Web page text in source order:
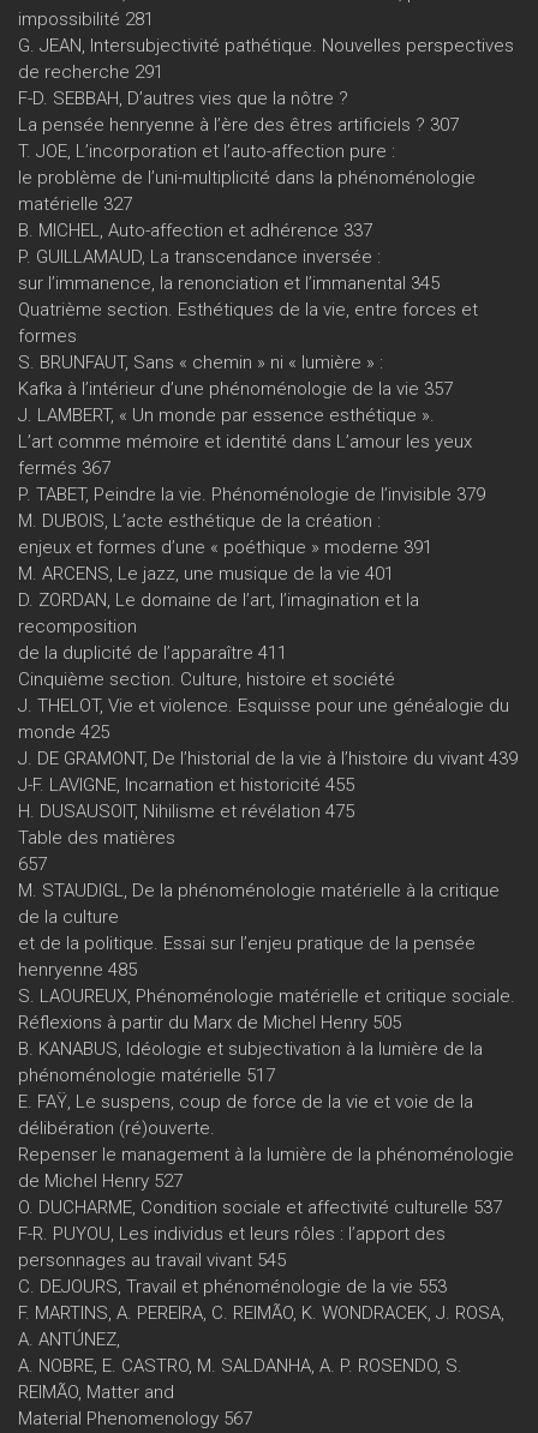
impossibilité 281
G. JEAN, Intersubjectivité pathétique. Nouvelles perspectives
de recherche 291
F-D. SEBBAH, D’autres vies que la nôtre ?
La pensée henryenne à l’ère des êtres artificiels ? 307
T. JOE, L’incorporation et l’auto-affection pure :
le problème de l’uni-multiplicité dans la phénoménologie
matérielle 327
B. MICHEL, Auto-affection et adhérence 337
P. GUILLAMAUD, La transcendance inversée :
sur l’immanence, la renonciation et l’immanental 345
Quatrième section. Esthétiques de la vie, entre forces et
formes
S. BRUNFAUT, Sans « chemin » ni « lumière » :
Kafka à l’intérieur d’une phénoménologie de la vie 357
J. LAMBERT, « Un monde par essence esthétique ».
L’art comme mémoire et identité dans L’amour les yeux
fermés 367
P. TABET, Peindre la vie. Phénoménologie de l’invisible 379
M. DUBOIS, L’acte esthétique de la création :
enjeux et formes d’une « poéthique » moderne 391
M. ARCENS, Le jazz, une musique de la vie 401
D. ZORDAN, Le domaine de l’art, l’imagination et la
recomposition
de la duplicité de l’apparaître 411
Cinquième section. Culture, histoire et société
J. THELOT, Vie et violence. Esquisse pour une généalogie du
monde 425
J. DE GRAMONT, De l’historial de la vie à l’histoire du vivant 439
J-F. LAVIGNE, Incarnation et historicité 455
H. DUSAUSOIT, Nihilisme et révélation 475
Table des matières
657
M. STAUDIGL, De la phénoménologie matérielle à la critique
de la culture
et de la politique. Essai sur l’enjeu pratique de la pensée
henryenne 485
S. LAOUREUX, Phénoménologie matérielle et critique sociale.
Réflexions à partir du Marx de Michel Henry 505
B. KANABUS, Idéologie et subjectivation à la lumière de la
phénoménologie matérielle 517
E. FAŸ, Le suspens, coup de force de la vie et voie de la
délibération (ré)ouverte.
Repenser le management à la lumière de la phénoménologie
de Michel Henry 527
O. DUCHARME, Condition sociale et affectivité culturelle 537
F-R. PUYOU, Les individus et leurs rôles : l’apport des
personnages au travail vivant 545
C. DEJOURS, Travail et phénoménologie de la vie 553
F. MARTINS, A. PEREIRA, C. REIMÃO, K. WONDRACEK, J. ROSA,
A. ANTÚNEZ,
A. NOBRE, E. CASTRO, M. SALDANHA, A. P. ROSENDO, S.
REIMÃO, Matter and
Material Phenomenology 567